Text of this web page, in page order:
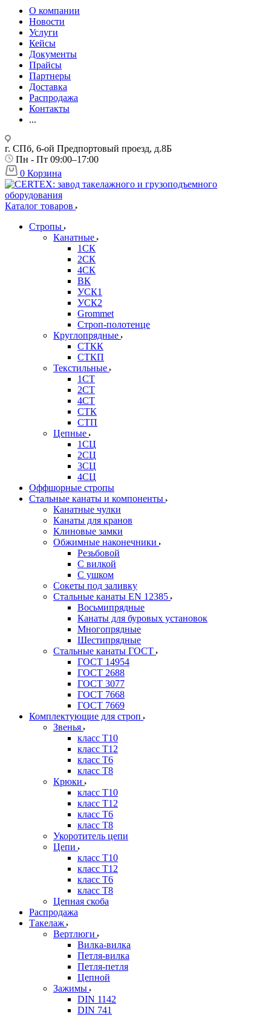
О компании
Новости
Услуги
Кейсы
Документы
Прайсы
Партнеры
Доставка
Распродажа
Контакты
...
г. СПб, 6-ой Предпортовый проезд, д.8Б
Пн - Пт 09:00–17:00
0 Корзина
Каталог товаров
Стропы
Канатные
1СК
2СК
4СК
ВК
УСК1
УСК2
Grommet
Строп-полотенце
Круглопрядные
СТКК
СТКП
Текстильные
1СТ
2СТ
4СТ
СТК
СТП
Цепные
1СЦ
2СЦ
3СЦ
4СЦ
Оффшорные стропы
Стальные канаты и компоненты
Канатные чулки
Канаты для кранов
Клиновые замки
Обжимные наконечники
Резьбовой
С вилкой
С ушком
Сокеты под заливку
Стальные канаты EN 12385
Восьмипрядные
Канаты для буровых установок
Многопрядные
Шестипрядные
Стальные канаты ГОСТ
ГОСТ 14954
ГОСТ 2688
ГОСТ 3077
ГОСТ 7668
ГОСТ 7669
Комплектующие для строп
Звенья
класс Т10
класс Т12
класс Т6
класс Т8
Крюки
класс Т10
класс Т12
класс Т6
класс Т8
Укоротитель цепи
Цепи
класс Т10
класс Т12
класс Т6
класс Т8
Цепная скоба
Распродажа
Такелаж
Вертлюги
Вилка-вилка
Петля-вилка
Петля-петля
Цепной
Зажимы
DIN 1142
DIN 741